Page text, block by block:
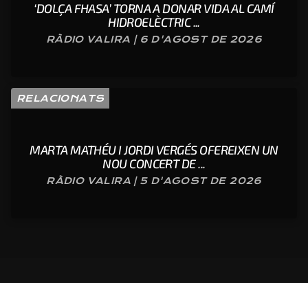
‘DOLÇA FHASA’ TORNA A DONAR VIDA AL CAMÍ
HIDROELÈCTRIC ...
RÀDIO VALIRA | 6 D'AGOST DE 2026
RELACIONATS
MARTA MATHÉU I JORDI VERGÉS OFEREIXEN UN
NOU CONCERT DE ...
RÀDIO VALIRA | 5 D'AGOST DE 2026